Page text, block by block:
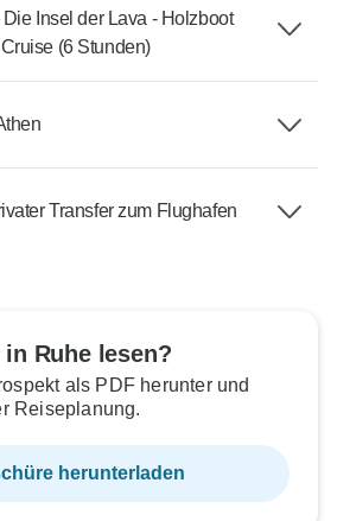
Insel der Lava - Holzboot
(6 Stunden)
Transfer zum Flughafen
Ruhe lesen?
als PDF herunter und
Reiseplanung.
herunterladen